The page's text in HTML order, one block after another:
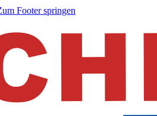
Footer springen